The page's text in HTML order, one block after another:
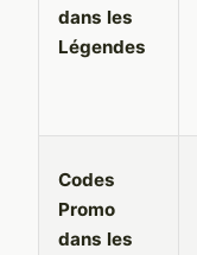
dans les
Légendes
Codes
Promo
dans les